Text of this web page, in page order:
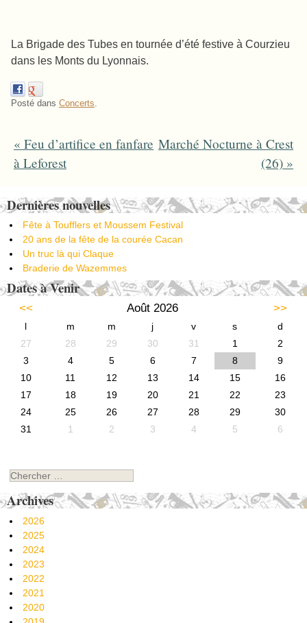
La Brigade des Tubes en tournée d’été festive à Courzieu
dans les Monts du Lyonnais.
Posté dans Concerts
Post navigation
« Feu d’artifice en fanfare
à Leforest
Marché Nocturne à Crest
(26) »
Dernières nouvelles
Fête à Toufflers et Moussem Festival
20 ans de la fête de la courée Cacan
Un truc là qui Claque
Braderie de Wazemmes
Dates à Venir
<< Août 2026 >>
l m m j v s
d
27
28 29 30 31 1
2
3
4 5 6 7 8
9
10
11 12 13 14 15
16
17
18 19 20 21 22
23
24
25 26 27 28 29
30
31
1 2 3 4 5 6
Chercher
Archives
2026
2025
2024
2023
2022
2021
2020